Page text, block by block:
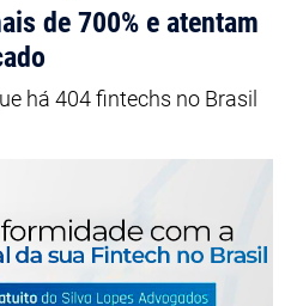
de 700% e atentam
há 404 fintechs no Brasil